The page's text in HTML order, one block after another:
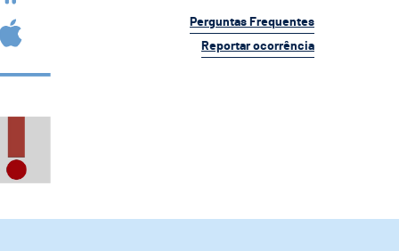
Perguntas Frequentes
Reportar ocorrência